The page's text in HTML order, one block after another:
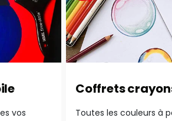
vos
Coffrets
Toutes les couleurs à